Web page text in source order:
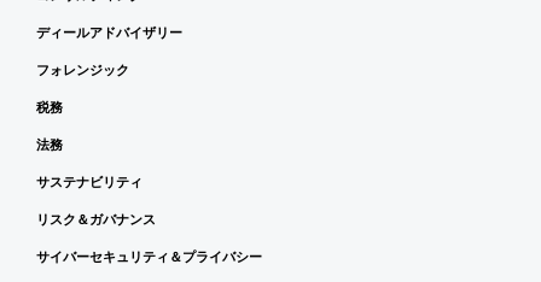
ディールアドバイザリー
フォレンジック
税務
法務
サステナビリティ
リスク＆ガバナンス
サイバーセキュリティ＆プライバシー